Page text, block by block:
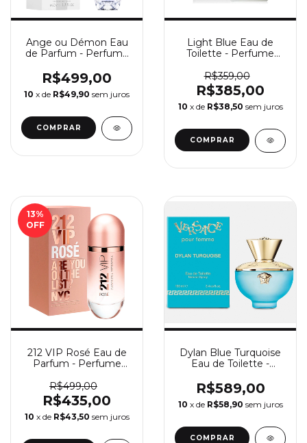
Ange ou Démon Eau
de Parfum - Perfume
R$499,00
10 x de R$49,90 sem juros
COMPRAR
Light Blue Eau de
Toilette - Perfume
Gabbana
R$359,00
R$385,00
10 x de R$38,50 sem juros
COMPRAR
13%
OFF
212 VIP Rosé Eau de
Parfum - Perfume
Herrera
R$499,00
R$435,00
10 x de R$43,50 sem juros
Dylan Blue Turquoise
Eau de Toilette -
Versace
R$589,00
10 x de R$58,90 sem juros
COMPRAR